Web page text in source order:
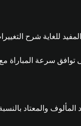
للغاية شرح
المألوف والمعتاد